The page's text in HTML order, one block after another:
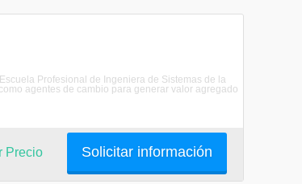
Profesional de Ingeniera de Sistemas de la
agentes de cambio para generar valor agregado
Solicitar información
Precio